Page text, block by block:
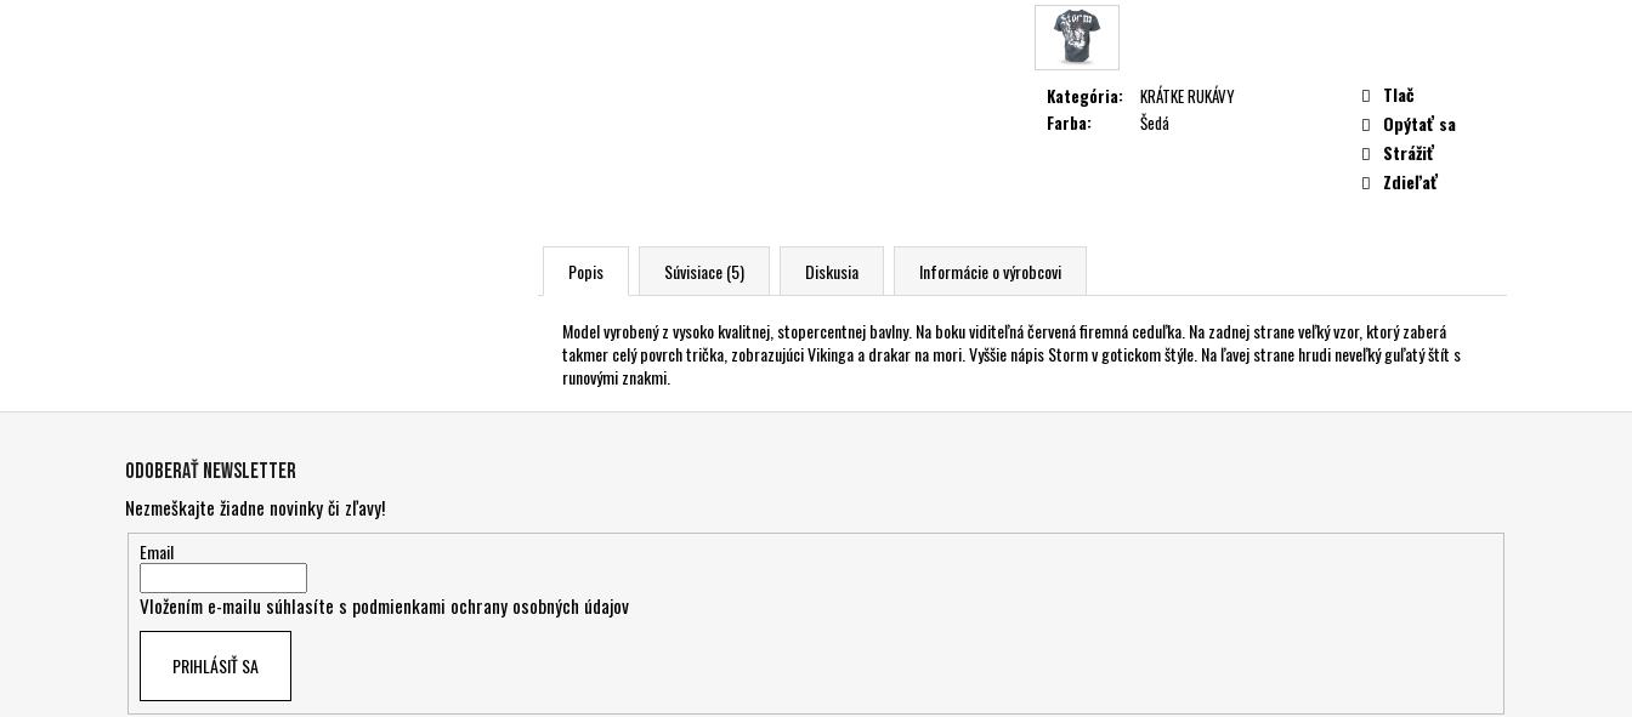
Kategória:
KRÁTKE RUKÁVY
Farba: Šedá
Tlač
Opýtať sa
Strážiť
Zdieľať
Popis Súvisiace (5) Diskusia Informácie o výrobcovi
Model vyrobený z vysoko kvalitnej, stopercentnej bavlny. Na boku viditeľná červená firemná ceduľka. Na zadnej strane veľký vzor, ktorý zaberá
takmer celý povrch trička, zobrazujúci Vikinga a drakar na mori. Vyššie nápis Storm v gotickom štýle. Na ľavej strane hrudi neveľký guľatý štít s
runovými znakmi.
Odoberať newsletter
Nezmeškajte žiadne novinky či zľavy!
Email
Vložením e-mailu súhlasíte s podmienkami ochrany osobných údajov
PRIHLÁSIŤ SA